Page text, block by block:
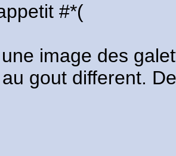
#*(
image des
gout different.